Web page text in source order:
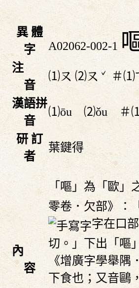
異 體
字
A02062-002-1
注
音
⑴ㄡ ⑵ㄡ ˇ ＃⑴
漢語拼
音
⑴ōu ⑵ǒu ＃
研 訂
者
葉鍵得
內
容
「嘔」為「歐」
零卷．欠部》：
字在口
切。」下出「嘔
《增廣字學舉
下食也；又音鷗